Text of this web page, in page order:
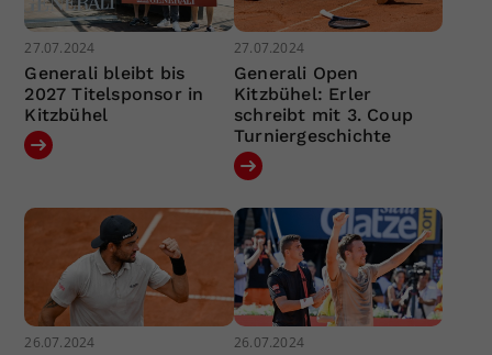
27.07.2024
Generali bleibt bis
2027 Titelsponsor in
Kitzbühel
27.07.2024
Generali Open
Kitzbühel: Erler
schreibt mit 3. Coup
Turniergeschichte
26.07.2024 26.07.2024